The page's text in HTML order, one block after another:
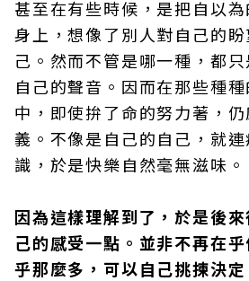
甚至在有些時候，是把自以
身上，想像了別人對自己的
己。然而不管是哪一種，都
自己的聲音。因而在那些種
中，即使拚了命的努力著，
義。不像是自己的自己，就
識，於是快樂自然毫無滋味。
因為這樣理解到了，於是後
己的感受一點。並非不再在
乎那麼多，可以自己挑揀決定